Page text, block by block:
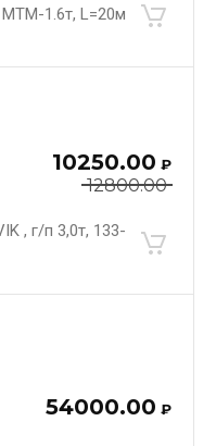
1.6т, L=20м
12800.00
10250.00 ₽
, г/п 3,0т, 133-
54000.00 ₽